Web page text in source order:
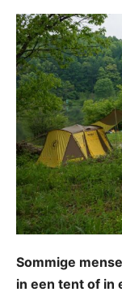
Sommige
in een tent of in